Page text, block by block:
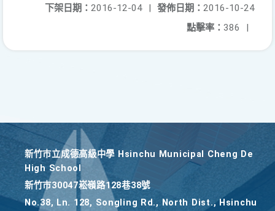
發佈日期： 2016-10-24
下架日期： 2016-12-04
|
點擊率： 386 |
新竹巿立成德高級中學 Hsinchu Municipal Cheng De
High School
新竹巿30047崧嶺路128巷38號
No.38, Ln. 128, Songling Rd., North Dist., Hsinchu